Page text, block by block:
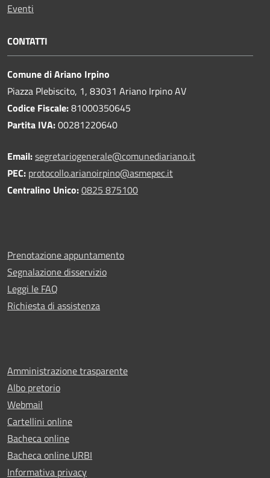
Eventi
CONTATTI
Comune di Ariano Irpino
Piazza Plebiscito, 1, 83031 Ariano Irpino AV
Codice Fiscale:81000350645
Partita IVA:00281220640
Email:segretariogenerale@comunediariano.it
PEC: protocollo.arianoirpino@asmepec.it
Centralino Unico:0825 875100
Prenotazione appuntamento
Segnalazione disservizio
Leggi le FAQ
Richiesta di assistenza
Amministrazione trasparente
Albo pretorio
Webmail
Cartellini online
Bacheca online
Bacheca online URBI
Informativa privacy